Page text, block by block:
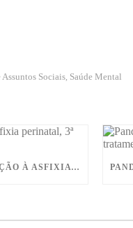
Assuntos Sociais, Saúde Mental
DEBATEDORES APOIAM DIA DE PREVENÇÃO À ASFIXIA PERINATAL, 3ª CAUSA DE MORTE ENTRE BEBÊS